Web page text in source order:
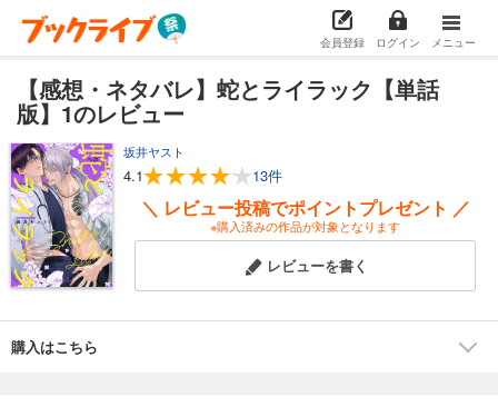
会員登録 ログイン メニュー
【感想・ネタバレ】蛇とライラック【単話
版】1のレビュー
坂井ヤスト
4.1 13件
＼ レビュー投稿でポイントプレゼント ／
※購入済みの作品が対象となります
レビューを書く
購入はこちら